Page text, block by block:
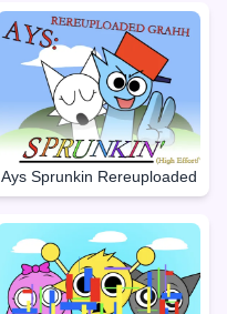
Ays Sprunkin Rereuploaded